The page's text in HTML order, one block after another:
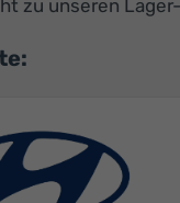
zu unseren